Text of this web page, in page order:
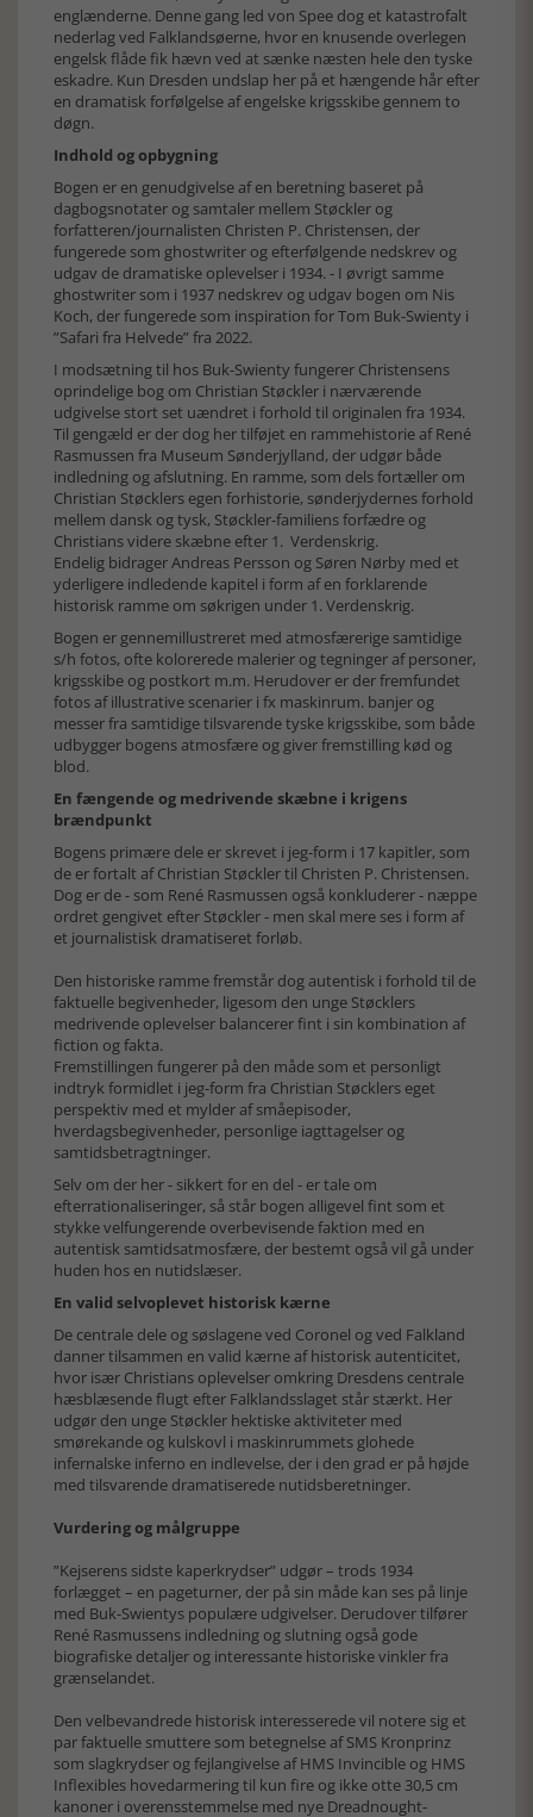
englænderne. Denne gang led von Spee dog et katastrofalt
nederlag ved Falklandsøerne, hvor en knusende overlegen
engelsk flåde fik hævn ved at sænke næsten hele den tyske
eskadre. Kun Dresden undslap her på et hængende hår efter
en dramatisk forfølgelse af engelske krigsskibe gennem to
døgn.
Indhold og opbygning
Bogen er en genudgivelse af en beretning baseret på
dagbogsnotater og samtaler mellem Støckler og
forfatteren/journalisten Christen P. Christensen, der
fungerede som ghostwriter og efterfølgende nedskrev og
udgav de dramatiske oplevelser i 1934. - I øvrigt samme
ghostwriter som i 1937 nedskrev og udgav bogen om Nis
Koch, der fungerede som inspiration for Tom Buk-Swienty i
”Safari fra Helvede” fra 2022.
I modsætning til hos Buk-Swienty fungerer Christensens
oprindelige bog om Christian Støckler i nærværende
udgivelse stort set uændret i forhold til originalen fra 1934.
Til gengæld er der dog her tilføjet en rammehistorie af René
Rasmussen fra Museum Sønderjylland, der udgør både
indledning og afslutning. En ramme, som dels fortæller om
Christian Støcklers egen forhistorie, sønderjydernes forhold
mellem dansk og tysk, Støckler-familiens forfædre og
Christians videre skæbne efter 1. Verdenskrig.
Endelig bidrager Andreas Persson og Søren Nørby med et
yderligere indledende kapitel i form af en forklarende
historisk ramme om søkrigen under 1. Verdenskrig.
Bogen er gennemillustreret med atmosfærerige samtidige
s/h fotos, ofte kolorerede malerier og tegninger af personer,
krigsskibe og postkort m.m. Herudover er der fremfundet
fotos af illustrative scenarier i fx maskinrum. banjer og
messer fra samtidige tilsvarende tyske krigsskibe, som både
udbygger bogens atmosfære og giver fremstilling kød og
blod.
En fængende og medrivende skæbne i krigens
brændpunkt
Bogens primære dele er skrevet i jeg-form i 17 kapitler, som
de er fortalt af Christian Støckler til Christen P. Christensen.
Dog er de - som René Rasmussen også konkluderer - næppe
ordret gengivet efter Støckler - men skal mere ses i form af
et journalistisk dramatiseret forløb.
Den historiske ramme fremstår dog autentisk i forhold til de
faktuelle begivenheder, ligesom den unge Støcklers
medrivende oplevelser balancerer fint i sin kombination af
fiction og fakta.
Fremstillingen fungerer på den måde som et personligt
indtryk formidlet i jeg-form fra Christian Støcklers eget
perspektiv med et mylder af småepisoder,
hverdagsbegivenheder, personlige iagttagelser og
samtidsbetragtninger.
Selv om der her - sikkert for en del - er tale om
efterrationaliseringer, så står bogen alligevel fint som et
stykke velfungerende overbevisende faktion med en
autentisk samtidsatmosfære, der bestemt også vil gå under
huden hos en nutidslæser.
En valid selvoplevet historisk kærne
De centrale dele og søslagene ved Coronel og ved Falkland
danner tilsammen en valid kærne af historisk autenticitet,
hvor især Christians oplevelser omkring Dresdens centrale
hæsblæsende flugt efter Falklandsslaget står stærkt. Her
udgør den unge Støckler hektiske aktiviteter med
smørekande og kulskovl i maskinrummets glohede
infernalske inferno en indlevelse, der i den grad er på højde
med tilsvarende dramatiserede nutidsberetninger.
Vurdering og målgruppe
”Kejserens sidste kaperkrydser” udgør – trods 1934
forlægget – en pageturner, der på sin måde kan ses på linje
med Buk-Swientys populære udgivelser. Derudover tilfører
René Rasmussens indledning og slutning også gode
biografiske detaljer og interessante historiske vinkler fra
grænselandet.
Den velbevandrede historisk interesserede vil notere sig et
par faktuelle smuttere som betegnelse af SMS Kronprinz
som slagkrydser og fejlangivelse af HMS Invincible og HMS
Inflexibles hovedarmering til kun fire og ikke otte 30,5 cm
kanoner i overensstemmelse med nye Dreadnought-